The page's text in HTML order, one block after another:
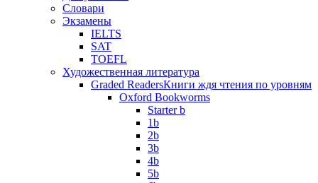
Словари
Экзамены
IELTS
SAT
TOEFL
Художественная литература
Graded ReadersКниги ждя чтения по уровням
Oxford Bookworms
Starter b
1b
2b
3b
4b
5b